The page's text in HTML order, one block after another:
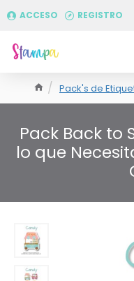
ACCESO REGISTRO
Pack's de
Pack Back to
lo que